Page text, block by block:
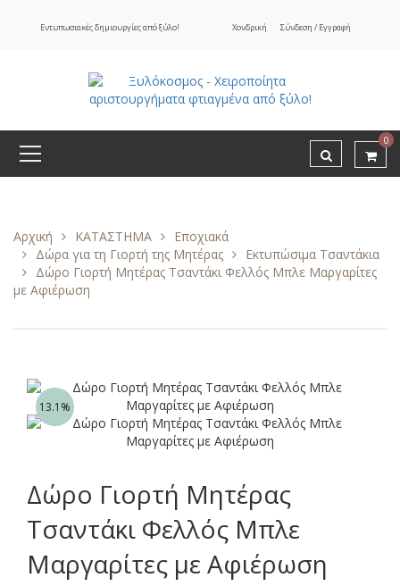
Εντυπωσιακές δημιουργίες από ξύλο! Χονδρική Σύνδεση / Εγγραφή
0
Αρχική ΚΑΤΑΣΤΗΜΑ
Εποχιακά
Δώρα για τη Γιορτή της Μητέρας
Εκτυπώσιμα Τσαντάκια
Δώρο Γιορτή Μητέρας Τσαντάκι Φελλός Μπλε Μαργαρίτες
με Αφιέρωση
13.1%
Δώρο Γιορτή Μητέρας
Τσαντάκι Φελλός Μπλε
Μαργαρίτες με Αφιέρωση